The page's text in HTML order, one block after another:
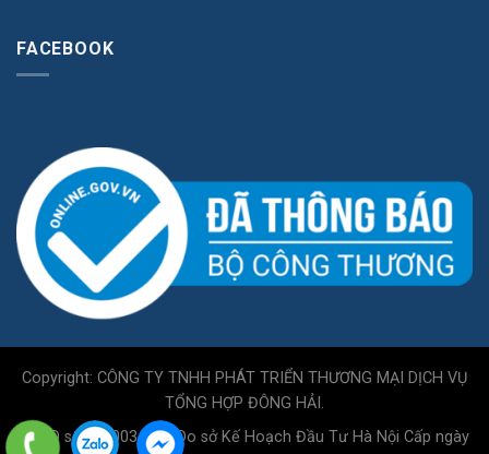
FACEBOOK
Copyright: CÔNG TY TNHH PHÁT TRIỂN THƯƠNG MẠI DỊCH VỤ
TỔNG HỢP ĐÔNG HẢI.
GPKD số 0110034717 Do sở Kế Hoạch Đầu Tư Hà Nội Cấp ngày